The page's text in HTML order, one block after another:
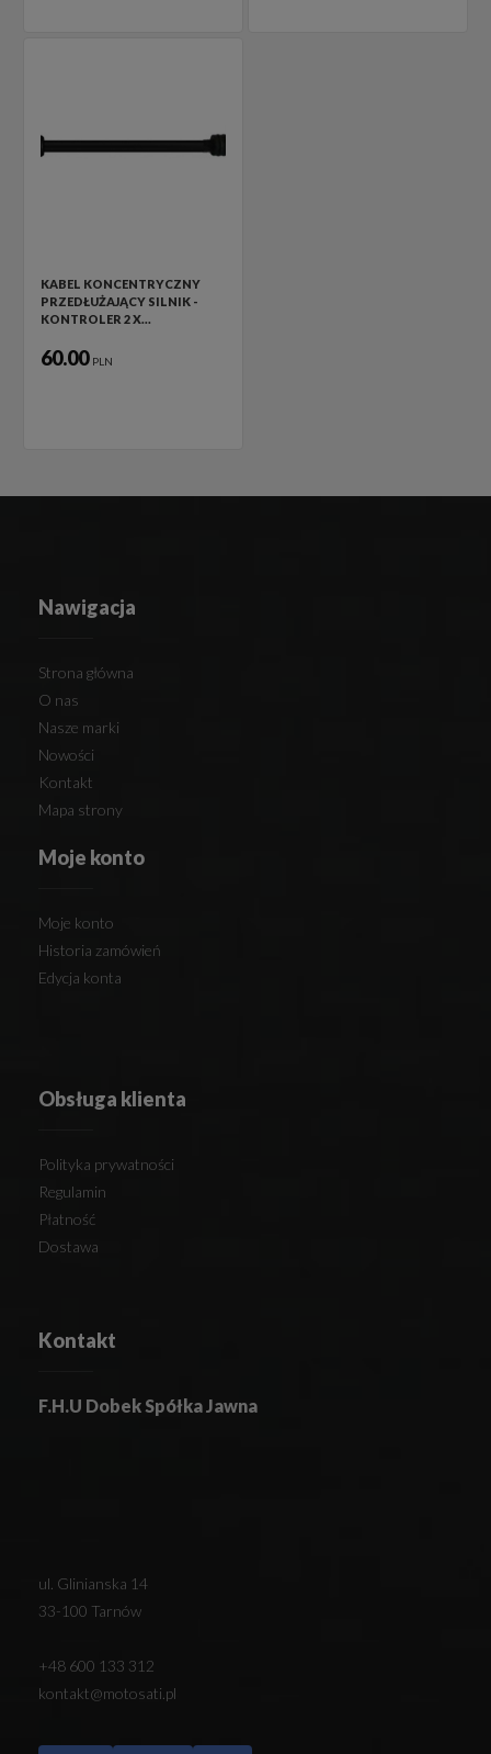
KABEL KONCENTRYCZNY
PRZEDŁUŻAJĄCY SILNIK -
KONTROLER 2 X…
60.00 PLN
Nawigacja
Strona główna
O nas
Nasze marki
Nowości
Kontakt
Mapa strony
Moje konto
Moje konto
Historia zamówień
Edycja konta
Obsługa klienta
Polityka prywatności
Regulamin
Płatność
Dostawa
Kontakt
F.H.U Dobek Spółka Jawna
ul. Glinianska 14
33-100 Tarnów
+48 600 133 312
kontakt@motosati.pl